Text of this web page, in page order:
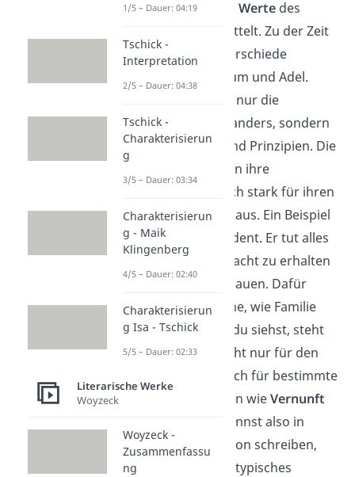
werden außerdemWerte des
Bürgertums vermittelt. Zu der Zeit
gab es große Unterschiede
zwischen Bürgertum und Adel.
Dabei waren nicht nur die
Wohnsituationen anders, sondern
auch ihre Werte und Prinzipien. Die
Herrscher beuteten ihre
Untertanen nämlich stark für ihren
eigenen Reichtum aus. Ein Beispiel
dafür ist der Präsident. Er tut alles
dafür, um seine Macht zu erhalten
und weiter auszubauen. Dafür
müssen Bürgerliche, wie Familie
Miller, leiden. Wie du siehst, steht
bürgerlichhier nicht nur für den
Stand, sondern auch für bestimmte
Wertevorstellungen wieVernunft
. Du kannst also in
deiner Interpretation schreiben,
dass das Werk ein typisches
1/5 – Dauer: 04:19
Tschick -
Interpretation
2/5 – Dauer: 04:38
Tschick -
Charakterisierun
g
3/5 – Dauer: 03:34
Charakterisierun
g - Maik
Klingenberg
4/5 – Dauer: 02:40
Charakterisierun
g Isa - Tschick
5/5 – Dauer: 02:33
Literarische Werke
Woyzeck
Woyzeck -
Zusammenfassu
ng